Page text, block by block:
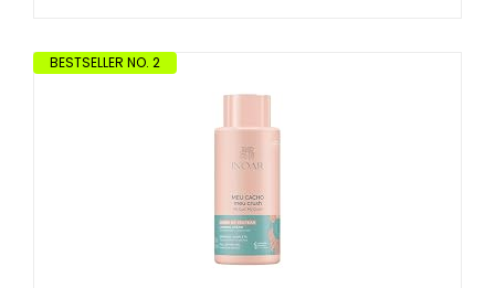
BESTSELLER NO. 2